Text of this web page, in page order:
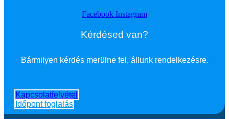
Facebook Instagram
Kérdésed van?
Bármilyen kérdés merülne fel, állunk rendelkezésre.
Kapcsolatfelvétel
Időpont foglalás